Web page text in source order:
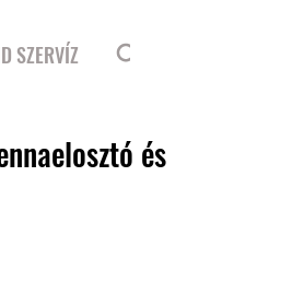
SZERVÍZ
és